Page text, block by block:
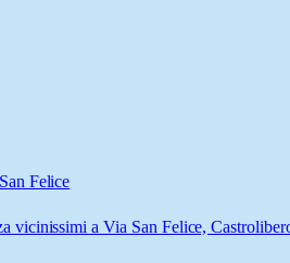
Felice
vicinissimi a Via San Felice,